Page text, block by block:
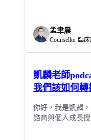
孟聿晨
Counsellor 臨
凱麟老師
我們該如何轉
你好，我是凱麟
諮商與個人成長